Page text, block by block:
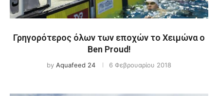
Γρηγορότερος όλων των εποχών το Χειμώνα ο
Ben Proud!
by Aquafeed 24 6 Φεβρουαρίου 2018